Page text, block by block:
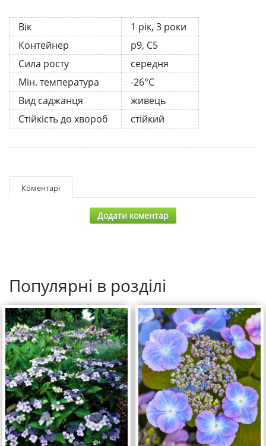
Вік
1 рік, 3 роки
Контейнер
р9, С5
Сила росту
середня
Мін. температура
-26°C
Вид саджанця
живець
Стійкість до хвороб
стійкий
Коментарі
Додати коментар
Популярні в розділі